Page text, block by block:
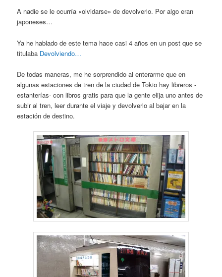
A nadie se le ocurría «olvidarse» de devolverlo. Por algo eran
japoneses…
Ya he hablado de este tema hace casi 4 años en un post que se
titulaba Devolviendo…
De todas maneras, me he sorprendido al enterarme que en
algunas estaciones de tren de la ciudad de Tokio hay libreros -
estanterías- con libros gratis para que la gente elija uno antes de
subir al tren, leer durante el viaje y devolverlo al bajar en la
estación de destino.